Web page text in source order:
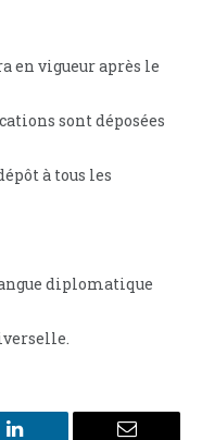
en vigueur après le
sont déposées
à tous les
diplomatique